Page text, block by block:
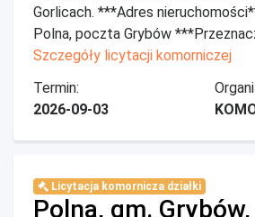
Gorlicach. ***Adres
Polna, poczta Grybów
Szczegóły licytacji komorniczej
Termin:
2026-09-03
Licytacja komornicza działki
Polna, gm. Grybów,